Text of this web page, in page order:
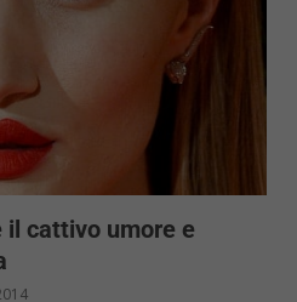
cattivo umore e